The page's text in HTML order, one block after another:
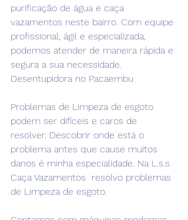
purificação de água e caça
vazamentos neste bairro. Com equipe
profissional, ágil e especializada,
podemos atender de maneira rápida e
segura a sua necessidade.
Desentupidora no Pacaembu
Problemas de Limpeza de esgoto
podem ser difíceis e caros de
resolver. Descobrir onde está o
problema antes que cause muitos
danos é minha especialidade. Na L.s.s
Caça Vazamentos  resolvo problemas
de Limpeza de esgoto.